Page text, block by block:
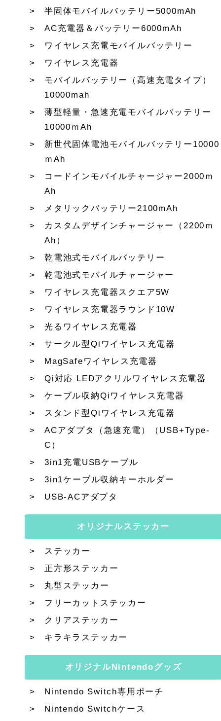
半固体モバイルバッテリー5000mAh
AC充電器＆バッテリー6000mAh
ワイヤレス充電モバイルバッテリー
ワイヤレス充電器
モバイルバッテリー（高速充電タイプ）
10000mah
薄型軽量・急速充電モバイルバッテリー
10000ｍAh
新世代固体電池モバイルバッテリー10000
ｍAh
コードインモバイルチャージャー2000ｍ
Ah
メタリックバッテリー2100mAh
カスタムデザインチャージャー（2200ｍ
Ah）
乾電池式モバイルバッテリー
乾電池式モバイルチャージャー
ワイヤレス充電器スクエア5W
ワイヤレス充電器ラウンド10W
光るワイヤレス充電器
サークル型Qiワイヤレス充電器
MagSafeワイヤレス充電器
Qi対応 LEDアクリルワイヤレス充電器
ケーブル収納Qiワイヤレス充電器
スタンド型Qiワイヤレス充電器
ACアダプタ（急速充電）（USB+Type-
C）
3in1充電USBケーブル
3in1ケーブル収納キーホルダー
USB-ACアダプタ
オリジナルステッカー
ステッカー
正方形ステッカー
丸型ステッカー
フリーカットステッカー
クリアステッカー
キラキラステッカー
オリジナルNintendoグッズ
Nintendo Switch専用ポーチ
Nintendo Switchケース